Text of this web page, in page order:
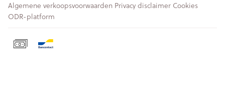
Algemene verkoopsvoorwaarden Privacy disclaimer Cookies
ODR-platform